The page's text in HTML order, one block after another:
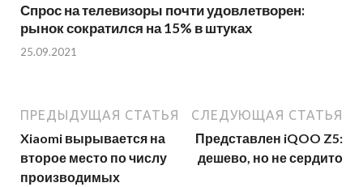
Спрос на телевизоры почти удовлетворен:
рынок сократился на 15% в штуках
25.09.2021
ПРЕДЫДУЩАЯ СТАТЬЯ
Xiaomi вырывается на
второе место по числу
производимых
СЛЕДУЮЩАЯ СТАТЬЯ
Представлен iQOO Z5:
дешево, но не сердито